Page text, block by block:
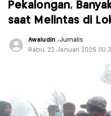
Pekalongan,
saat Melintas di
Awaludin,Jurnalis
Rabu, 22 Januari 2025